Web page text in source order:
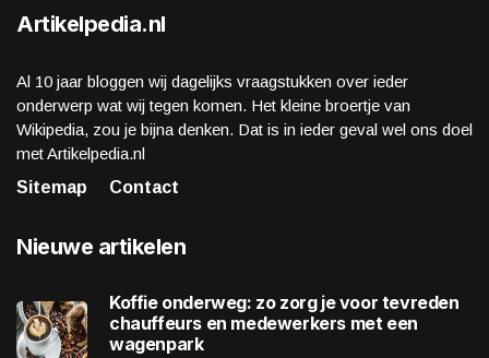
Artikelpedia.nl
Al 10 jaar bloggen wij dagelijks vraagstukken over ieder
onderwerp wat wij tegen komen. Het kleine broertje van
Wikipedia, zou je bijna denken. Dat is in ieder geval wel ons doel
met Artikelpedia.nl
Sitemap
Contact
Nieuwe artikelen
Koffie onderweg: zo zorg je voor tevreden
chauffeurs en medewerkers met een
wagenpark